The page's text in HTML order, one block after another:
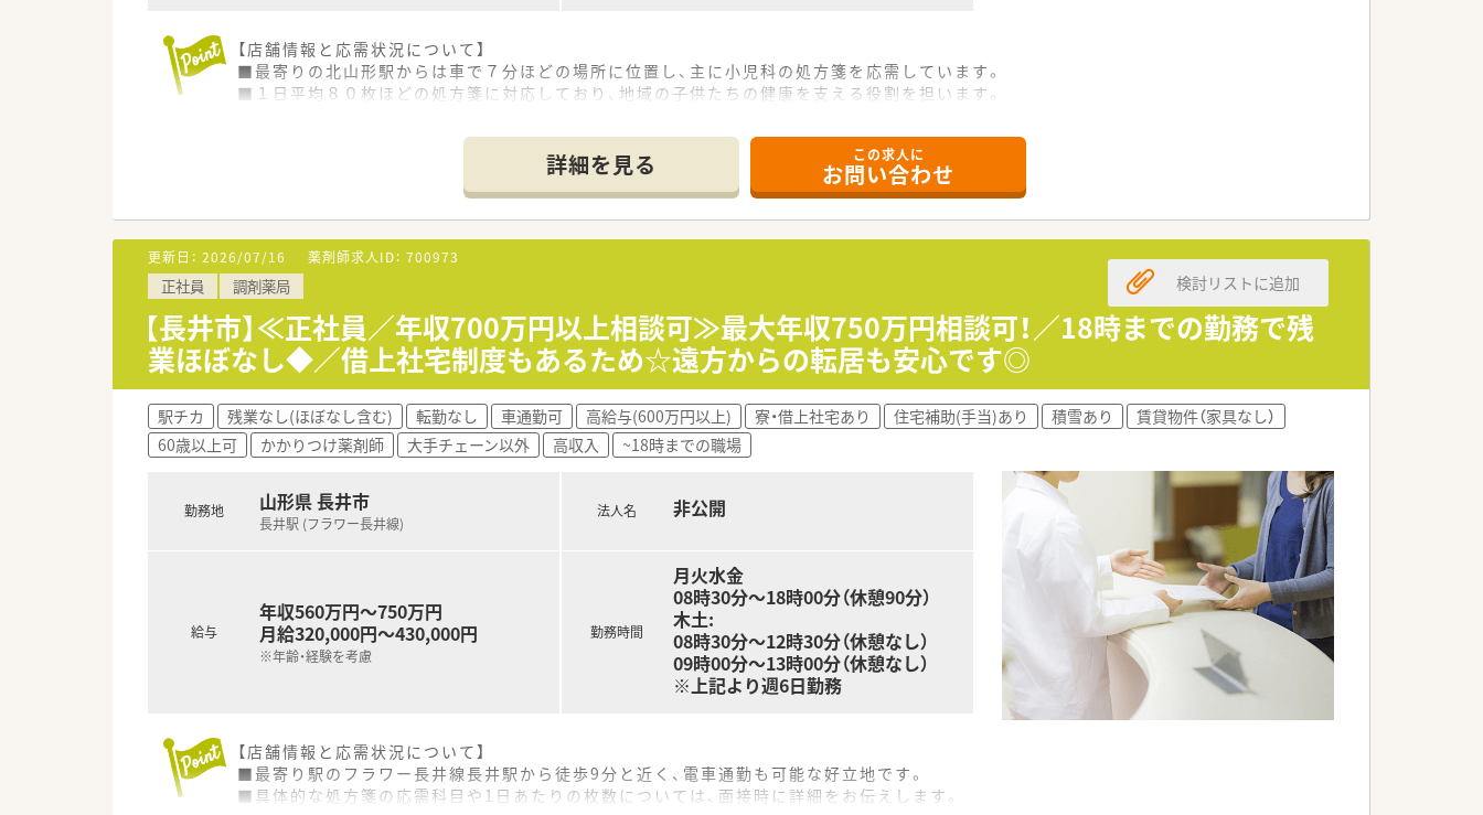
【店舗情報と応需状況について】
■最寄りの北山形駅からは車で７分ほどの場所に位置し、主に小児科の処方箋を応需しています。
■１日平均８０枚ほどの処方箋に対応しており、地域の子供たちの健康を支える役割を担います。
■地域医療への貢献体制をより強化するための増員募集であり、意欲的な方を歓迎しています。
■小児科の対応が中心となるため、子供が好きで優しく丁寧な接遇ができる方を求めています。
■チームワークを大切にし、多職種とも円滑にコミュニケーションが取れる方が活躍できます。
【法人特徴について】
■グループ全体で４００店舗以上を展開する大手薬局チェーンであり、安定した経営基盤です。
■患者様の笑顔のためにという理念を掲げ、高度な専門知識と温かい対応を大切にしています。
■最新の調剤機器や監査システムを積極的に導入し、業務の効率化と安全性を高めています。
【求人情報について】
■残業代は１分単位で支給される仕組みが整っており、サービス残業の心配がなく働けます。
■年間休日は１２０日以上確保されており、仕事とプライベートのメリハリをつけられます。
■昇給や年２回の賞与支給があり、日々の頑張りがしっかりと給与に反映される仕組みです。
詳細を見る この求人に
お問い合わせ
更新日： 2026/07/16 薬剤師求人ID： 700973
正社員 調剤薬局
【長井市】≪正社員／年収700万円以上相談可≫最大年収750万円相談可！／18時までの勤務で残
業ほぼなし◆／借上社宅制度もあるため☆遠方からの転居も安心です◎
検討リストに追加
駅チカ 残業なし(ほぼなし含む) 転勤なし 車通勤可 高給与(600万円以上) 寮・借上社宅あり 住宅補助(手当)あり 積雪あり
賃貸物件（家具なし）
60歳以上可
かかりつけ薬剤師 大手チェーン以外 高収入 ~18時までの職場
勤務地 山形県 長井市
長井駅 (フラワー長井線)
給与
年収560万円～750万円
月給320,000円～430,000円
※年齢・経験を考慮
法人名 非公開
勤務時間
月火水金
08時30分～18時00分（休憩90分）
木土:
08時30分～12時30分（休憩なし）
09時00分～13時00分（休憩なし）
※上記より週6日勤務
【店舗情報と応需状況について】
■最寄り駅のフラワー長井線長井駅から徒歩9分と近く、電車通勤も可能な好立地です。
■具体的な処方箋の応需科目や1日あたりの枚数については、面接時に詳細をお伝えします。